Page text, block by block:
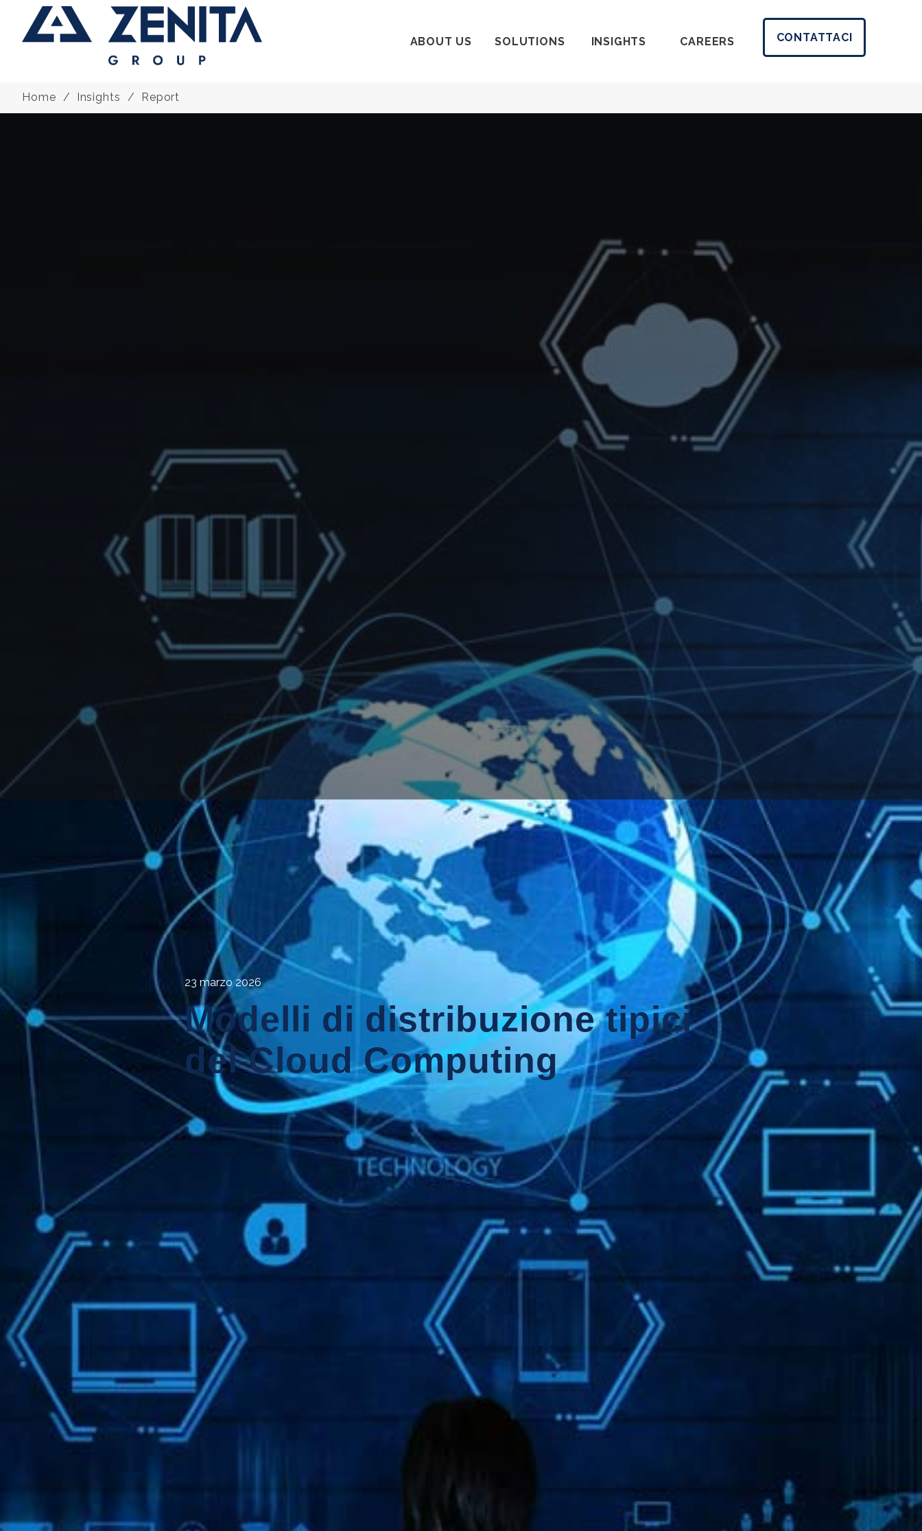
ABOUT US SOLUTIONS INSIGHTS CAREERS CONTATTACI
Home Insights Report
23 marzo 2026
Modelli di distribuzione tipici
del Cloud Computing